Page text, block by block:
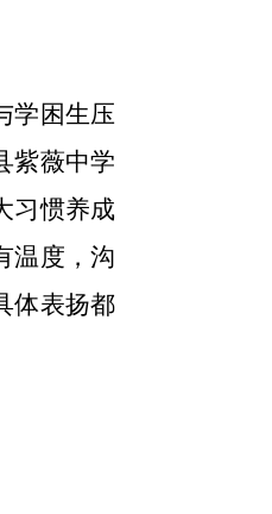
学困生压
紫薇中学
习惯养成
温度，沟
体表扬都